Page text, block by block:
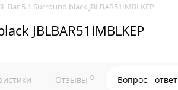
Bar 5.1 Surround black JBLBAR51IMBLKEP
JBLBAR51IMBLKEP
Отзывы 0 Вопрос - ответ